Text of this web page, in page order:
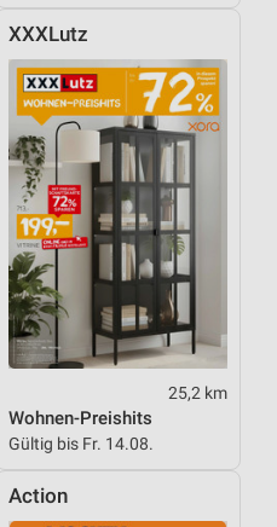
XXXLutz
25,2 km
Wohnen-Preishits
Gültig bis Fr. 14.08.
Action